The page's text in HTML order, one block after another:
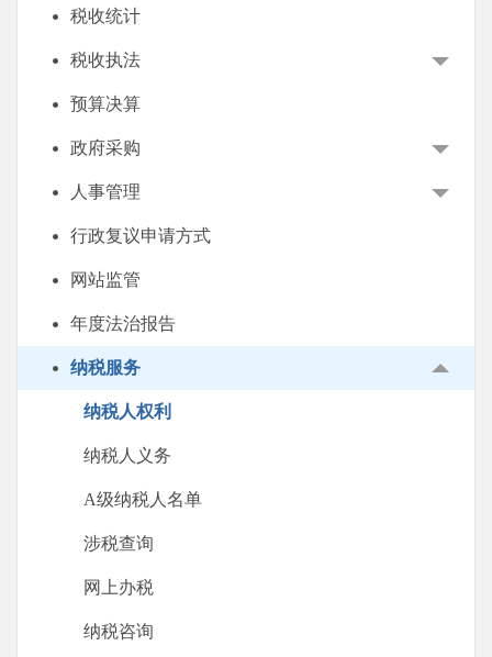
税收统计
税收执法
预算决算
政府采购
人事管理
行政复议申请方式
网站监管
年度法治报告
纳税服务
纳税人权利
纳税人义务
A级纳税人名单
涉税查询
网上办税
纳税咨询